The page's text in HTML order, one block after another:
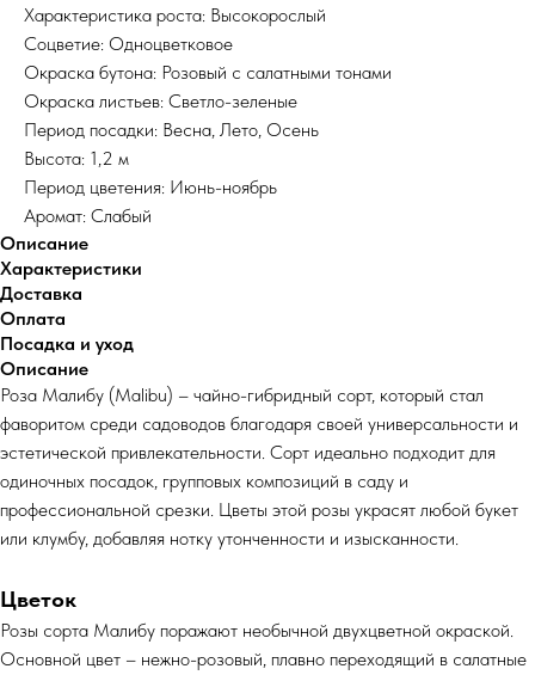
Характеристика роста: Высокорослый
Соцветие: Одноцветковое
Окраска бутона: Розовый с салатными тонами
Окраска листьев: Светло-зеленые
Период посадки: Весна, Лето, Осень
Высота: 1,2 м
Период цветения: Июнь-ноябрь
Аромат: Слабый
Описание
Характеристики
Доставка
Оплата
Посадка и уход
Описание
Роза Малибу (Malibu) – чайно-гибридный сорт, который стал
фаворитом среди садоводов благодаря своей универсальности и
эстетической привлекательности. Сорт идеально подходит для
одиночных посадок, групповых композиций в саду и
профессиональной срезки. Цветы этой розы украсят любой букет
или клумбу, добавляя нотку утонченности и изысканности.
Цветок
Розы сорта Малибу поражают необычной двухцветной окраской.
Основной цвет – нежно-розовый, плавно переходящий в салатные